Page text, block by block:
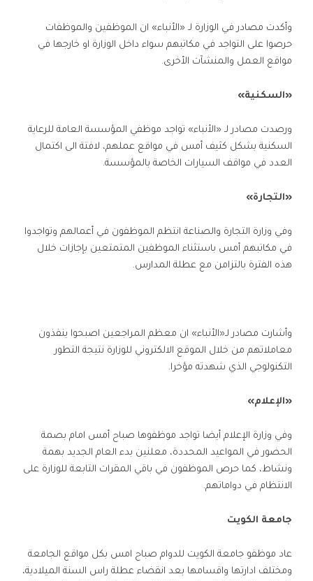
وأكدت مصادر في الوزارة لـ «الأنباء» ان الموظفين والموظفات
حرصوا على التواجد في مكاتبهم سواء داخل الوزارة او خارجها في
مواقع العمل والمنشآت الأخرى.
«السكنية»
ورصدت مصادر لـ «الأنباء» تواجد موظفي المؤسسة العامة للرعاية
السكنية بشكل كثيف أمس في مواقع عملهم، لافتة الى اكتمال
العدد في مواقف السيارات الخاصة بالمؤسسة.
«التجارة»
وفي وزارة التجارة والصناعة انتظم الموظفون في أعمالهم وتواجدوا
في مكاتبهم أمس باستثناء الموظفين المتمتعين بإجازات خلال
هذه الفترة بالتزامن مع عطلة المدارس.
وأشارت مصادر لـ«الأنباء» ان معظم المراجعين اصبحوا ينفذون
معاملاتهم من خلال الموقع الالكتروني للوزارة نتيجة التطور
التكنولوجي الذي شهدته مؤخرا.
«الإعلام»
وفي وزارة الإعلام أيضا تواجد موظفوها صباح أمس امام بصمة
الحضور في المواعيد المحددة، معلنين بدء العام الجديد بهمة
ونشاط، كما حرص الموظفون في باقي المقرات التابعة للوزارة على
الانتظام في دواماتهم.
جامعة الكويت
عاد موظفو جامعة الكويت للدوام صباح امس بكل مواقع الجامعة
ومختلف ادارتها واقسامها بعد انقضاء عطلة راس السنة الميلادية،